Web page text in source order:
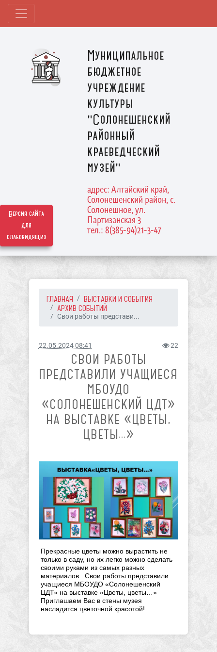
Версия сайта
для
слабовидящих
Муниципальное
бюджетное
учреждение
культуры
"Солонешенский
районный
краеведческий
музей"
адрес: Алтайский край,
Солонешенский район, с.
Солонешное, ул.
Партизанская 3
тел.: 8(385-94)21-3-47
ГЛАВНАЯ
ВЫСТАВКИ И СОБЫТИЯ
АРХИВ СОБЫТИЙ
Свои работы представи...
22.05.2024 08:41 22
СВОИ РАБОТЫ
ПРЕДСТАВИЛИ УЧАЩИЕСЯ
МБОУДО
«СОЛОНЕШЕНСКИЙ ЦДТ»
НА ВЫСТАВКЕ «ЦВЕТЫ,
ЦВЕТЫ…»
Прекрасные цветы можно вырастить не
только в саду, но их легко можно сделать
своими руками из самых разных
материалов . Свои работы представили
учащиеся МБОУДО «Солонешенский
ЦДТ» на выставке «Цветы, цветы…»
Приглашаем Вас в стены музея
насладится цветочной красотой!